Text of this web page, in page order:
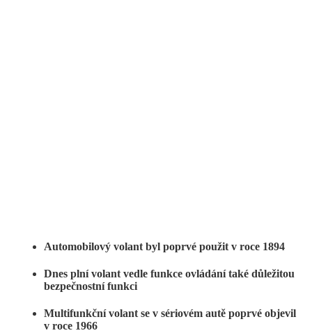
Automobilový volant byl poprvé použit v roce 1894
Dnes plní volant vedle funkce ovládání také důležitou
bezpečnostní funkci
Multifunkční volant se v sériovém autě poprvé objevil
v roce 1966